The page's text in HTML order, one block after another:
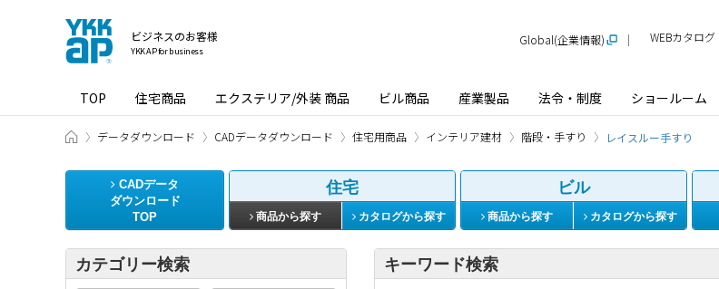
ビジネスのお客様
YKK AP for business
TOP 住宅商品 エクステリア/外装 商品 ビル商品 産業製品 法令・制度 ショールーム
Global(企業情報) WEBカタログ
ビジネスのお客様 HOME
データダウンロード CADデータダウンロード 住宅用商品 インテリア建材 階段・手すり レイスルー手すり
CADデータ
ダウンロード
TOP
住宅
商品から探す カタログから探す
ビル
商品から探す カタログから探す
カテゴリー検索 キーワード検索